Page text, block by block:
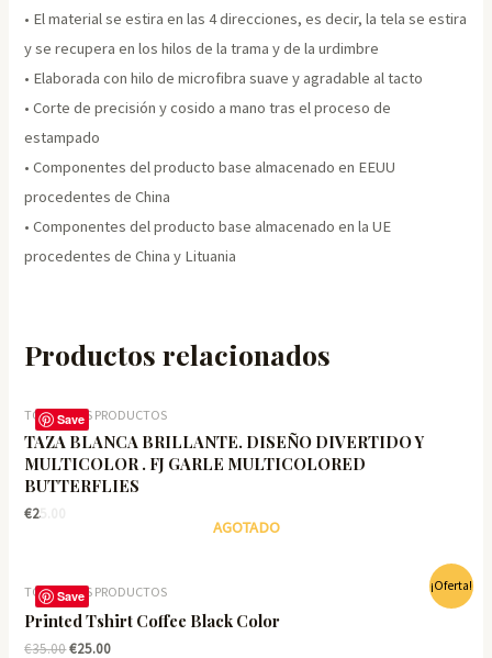
• El material se estira en las 4 direcciones, es decir, la tela se estira
y se recupera en los hilos de la trama y de la urdimbre
• Elaborada con hilo de microfibra suave y agradable al tacto
• Corte de precisión y cosido a mano tras el proceso de
estampado
• Componentes del producto base almacenado en EEUU
procedentes de China
• Componentes del producto base almacenado en la UE
procedentes de China y Lituania
Productos relacionados
Save
TODOS LOS PRODUCTOS
TAZA BLANCA BRILLANTE. DISEÑO DIVERTIDO Y
MULTICOLOR . FJ GARLE MULTICOLORED
BUTTERFLIES
€25.00
Save
¡Oferta!
AGOTADO
TODOS LOS PRODUCTOS
Printed Tshirt Coffee Black Color
€35.00El
€25.00El